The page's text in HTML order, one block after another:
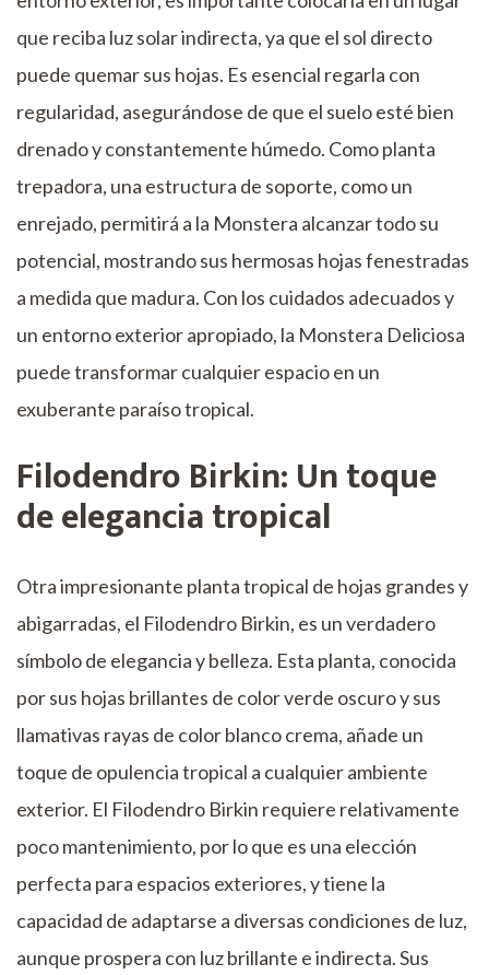
que reciba luz solar indirecta, ya que el sol directo
puede quemar sus hojas. Es esencial regarla con
regularidad, asegurándose de que el suelo esté bien
drenado y constantemente húmedo. Como planta
trepadora, una estructura de soporte, como un
enrejado, permitirá a la Monstera alcanzar todo su
potencial, mostrando sus hermosas hojas fenestradas
a medida que madura. Con los cuidados adecuados y
un entorno exterior apropiado, la Monstera Deliciosa
puede transformar cualquier espacio en un
exuberante paraíso tropical.
Filodendro Birkin: Un toque
de elegancia tropical
Otra impresionante planta tropical de hojas grandes y
abigarradas, el Filodendro Birkin, es un verdadero
símbolo de elegancia y belleza. Esta planta, conocida
por sus hojas brillantes de color verde oscuro y sus
llamativas rayas de color blanco crema, añade un
toque de opulencia tropical a cualquier ambiente
exterior. El Filodendro Birkin requiere relativamente
poco mantenimiento, por lo que es una elección
perfecta para espacios exteriores, y tiene la
capacidad de adaptarse a diversas condiciones de luz,
aunque prospera con luz brillante e indirecta. Sus